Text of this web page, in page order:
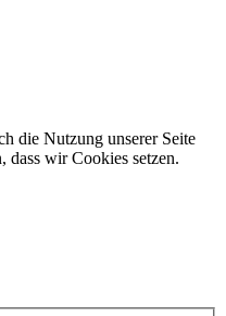
die Nutzung unserer Seite
dass wir Cookies setzen.